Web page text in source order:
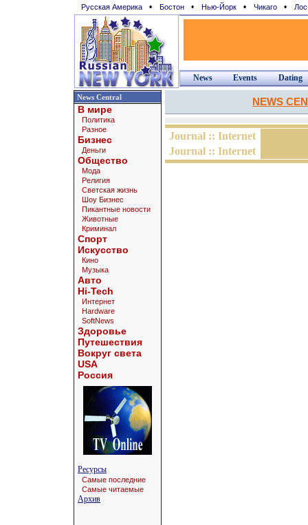
Русская Америка • Бостон • Нью-Йорк • Чикаго •
News Events Dating
News Central
В мире
Политика
Разное
Бизнес
Деньги
Общество
Мода
Религия
Светская жизнь
Шоу Бизнес
Пикантные новости
Животные
Криминал
Спорт
Искусство
Кино
Музыка
Авто
Hi-Tech
Интернет
Hardware
SoftNews
Здоровье
Путешествия
Вокруг света
USA
Россия
Ресурсы
Самые последние
Самые читаемые
Архив
NEWS
Journal :: Internet
Journal :: Internet